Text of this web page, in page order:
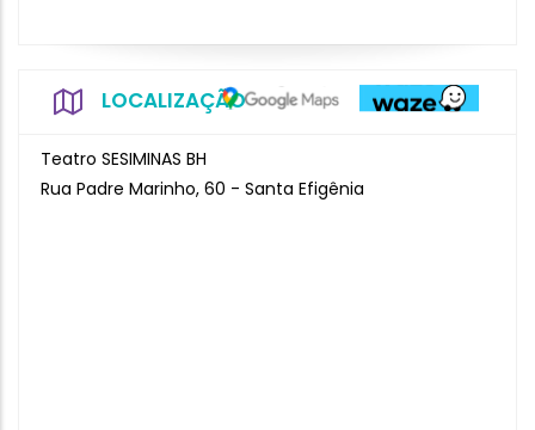
LOCALIZAÇÃO
Teatro SESIMINAS BH
Rua Padre Marinho, 60 - Santa Efigênia